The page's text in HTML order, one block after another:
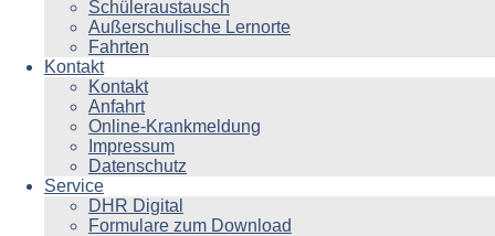
Schüleraustausch
Außerschulische Lernorte
Fahrten
Kontakt
Kontakt
Anfahrt
Online-Krankmeldung
Impressum
Datenschutz
Service
DHR Digital
Formulare zum Download